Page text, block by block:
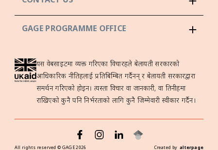
GAGE PROGRAMME OFFICE
यस वेबसाइटमा व्यक्त गरिएका विचारहरूले बेलायती सरकारको
आधिकारिक नीतिहरूलाई प्रतिबिम्बित गर्दैनन् र बेलायती सरकारद्वारा
समर्थन गरिएको होइन। त्यस्ता विचार वा जानकारी, वा तिनीहरूमा
राखिएको कुनै पनि निर्भरताको लागि कुनै जिम्मेवारी स्वीकार गर्दैन।
All rights reserved © GAGE2026 Created byalterpage